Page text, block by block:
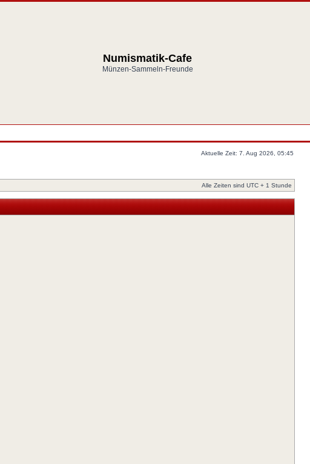
Numismatik-Cafe
Münzen-Sammeln-Freunde
Aktuelle Zeit: 7. Aug 2026, 05:45
Alle Zeiten sind UTC + 1 Stunde